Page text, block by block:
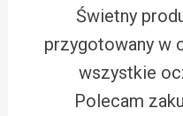
Świetny
przygotowany w
wszystkie
Polecam